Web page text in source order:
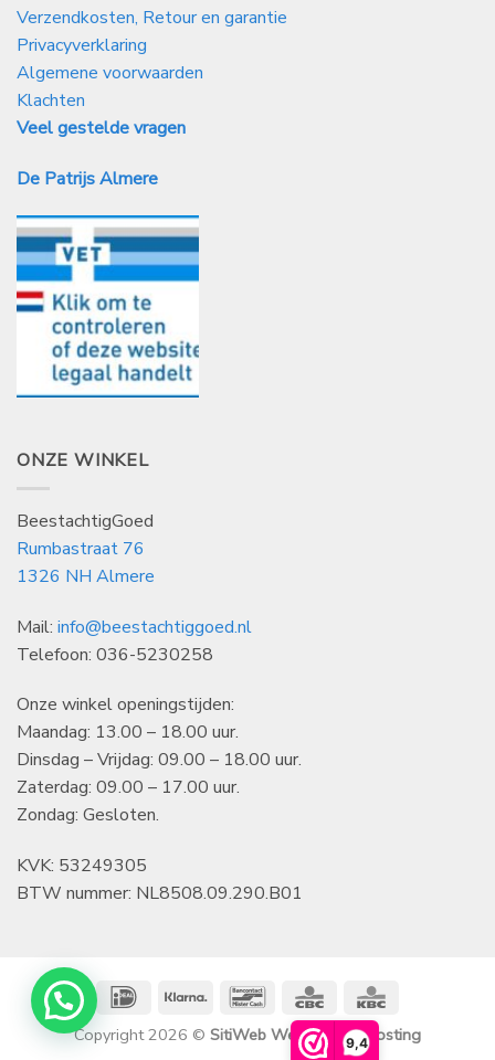
9,4
Verzendkosten, Retour en garantie
Privacyverklaring
Algemene voorwaarden
Klachten
Veel gestelde vragen
De Patrijs Almere
ONZE WINKEL
BeestachtigGoed
Rumbastraat 76
1326 NH Almere
Mail: info@beestachtiggoed.nl
Telefoon: 036-5230258
Onze winkel openingstijden:
Maandag: 13.00 – 18.00 uur.
Dinsdag – Vrijdag: 09.00 – 18.00 uur.
Zaterdag: 09.00 – 17.00 uur.
Zondag: Gesloten.
KVK: 53249305
BTW nummer: NL8508.09.290.B01
IDeal Klarna BancontactCBC
Copyright 2026 © SitiWeb Websites en Hosting